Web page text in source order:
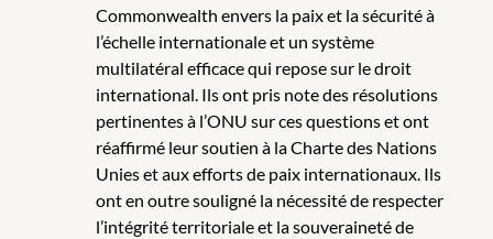
Commonwealth envers la paix et la sécurité à
l’échelle internationale et un système
multilatéral efficace qui repose sur le droit
international. Ils ont pris note des résolutions
pertinentes à l’ONU sur ces questions et ont
réaffirmé leur soutien à la Charte des Nations
Unies et aux efforts de paix internationaux. Ils
ont en outre souligné la nécessité de respecter
l’intégrité territoriale et la souveraineté de